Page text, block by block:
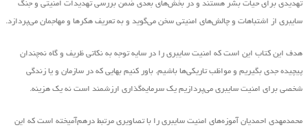
تهدیدی برای حیات بشر هستند و در بخش‌های بعدی ضمن بررسی تهدیدات امنیتی و جنگ
سایبری از اشتباهات و چالش‌های امنیتی سخن می‌گوید و به تعریف هکرها و مهاجمان می‌پردازد.
هدف این کتاب این است که امنیت سایبری را در سایه توجه به نکاتی ظریف و گاه نه‌چندان
پیچیده جدی بگیریم و مواظب تاریکی‌ها باشیم. باور کنیم بهایی که در سازمان و یا زندگی
شخصی برای امنیت سایبری می‌پردازیم یک سرمایه‌گذاری ارزشمند است نه یک هزینه.
محمدمهدی احمدیان آموزه‌های امنیت سایبری را با تصاویری مرتبط درهم‌آمیخته است که این